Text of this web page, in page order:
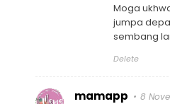
Moga
jumpa
sembang
Delete
mamapp 8